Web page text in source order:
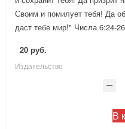
Своим и помилует тебя! Да
даст тебе мир!" Числа 6:24-26
20 руб.
Издательство
В